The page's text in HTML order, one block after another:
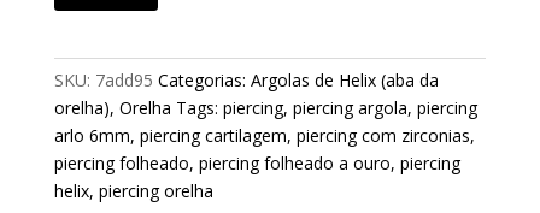
SKU: 7add95 Categorias: Argolas de Helix (aba da
orelha), Orelha Tags: piercing, piercing argola, piercing
arlo 6mm, piercing cartilagem, piercing com zirconias,
piercing folheado, piercing folheado a ouro, piercing
helix, piercing orelha